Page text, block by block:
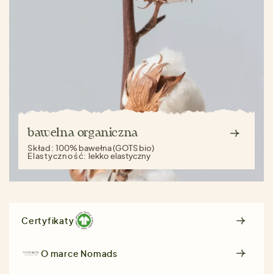
bawełna organiczna
Skład:100% bawełna (GOTS bio)
Elastyczność: lekko elastyczny
Certyfikaty
O marce Nomads